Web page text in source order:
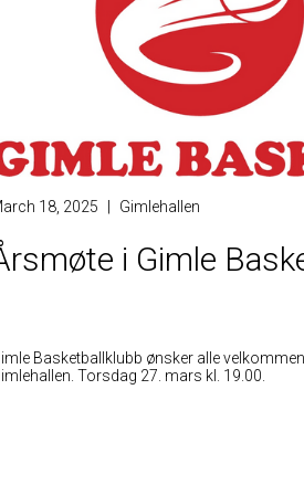
18, 2025 Gimlehallen
i Gimle
Basketballklubb ønsker alle
Torsdag 27. mars kl. 19.00.